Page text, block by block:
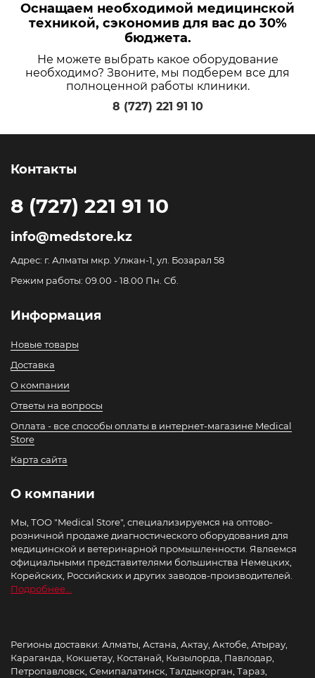
Оснащаем необходимой медицинской
техникой, сэкономив для вас до 30%
бюджета.
Не можете выбрать какое оборудование
необходимо? Звоните, мы подберем все для
полноценной работы клиники.
8 (727) 221 91 10
Контакты
8 (727) 221 91 10
info@medstore.kz
Адрес: г. Алматы мкр. Улжан-1, ул. Бозарал 58
Режим работы: 09.00 - 18.00 Пн. Сб.
Информация
Новые товары
Доставка
О компании
Ответы на вопросы
Оплата - все способы оплаты в интернет-магазине Medical
Store
Карта сайта
О компании
Мы, ТОО "Medical Store", специализируемся на оптово-
розничной продаже диагностического оборудования для
медицинской и ветеринарной промышленности. Являемся
официальными представителями большинства Немецких,
Корейских, Российских и других заводов-производителей.
Подробнее...
Регионы доставки: Алматы, Астана, Актау, Актобе, Атырау,
Караганда, Кокшетау, Костанай, Кызылорда, Павлодар,
Петропавловск, Семипалатинск, Талдыкорган, Тараз,